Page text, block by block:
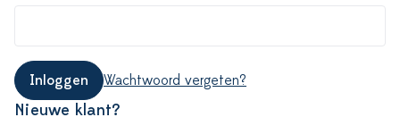
Inloggen Wachtwoord vergeten?
Nieuwe klant?